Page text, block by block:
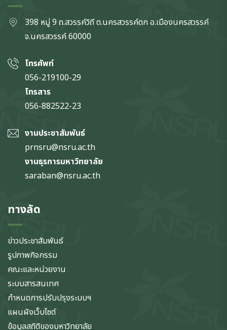
398 หมู่ 9 ถ.สวรรค์วิถี ต.นครสวรรค์ตก อ.เมืองนครสวรรค์
จ.นครสวรรค์60000
โทรศัพท์
056-219100-29
โทรสาร
056-882522-23
งานประชาสัมพันธ์
prnsru@nsru.ac.th
งานธุรการมหาวิทยาลัย
saraban@nsru.ac.th
ทางลัด
ข่าวประชาสัมพันธ์
รูปภาพกิจกรรม
คณะและหน่วยงาน
ระบบสารสนเทศ
กำหนดการปรับปรุงระบบฯ
แผนผังเว็บไซต์
ข้อมูลสถิติของมหาวิทยาลัย